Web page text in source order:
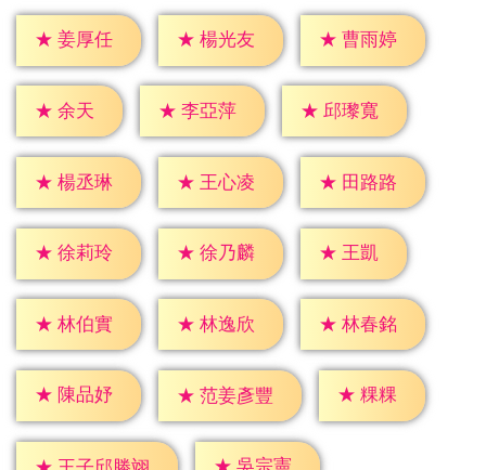
★ 姜厚任 ★ 楊光友 ★ 曹雨婷
★ 余天 ★ 李亞萍 ★ 邱瓈寬
★ 楊丞琳 ★ 王心凌 ★ 田路路
★ 徐莉玲 ★ 徐乃麟 ★ 王凱
★ 林伯實 ★ 林逸欣 ★ 林春銘
★ 陳品妤 ★ 范姜彥豐 ★ 粿粿